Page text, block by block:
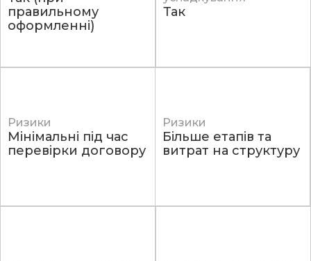
правильному
оформленні)
Так
Ризики
Мінімальні під час
перевірки договору
Ризики
Більше етапів та
витрат на структуру